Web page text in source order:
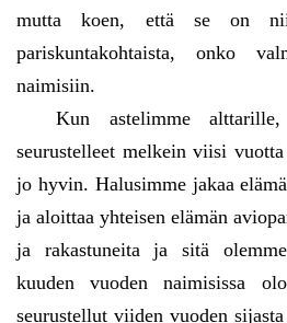
mutta koen, että se on
pariskuntakohtaista, onko
naimisiin.
Kun astelimme
seurustelleet melkein viisi
jo hyvin. Halusimme jakaa
ja aloittaa yhteisen elämän
ja rakastuneita ja sitä
kuuden vuoden naimisissa
seurustellut viiden vuoden